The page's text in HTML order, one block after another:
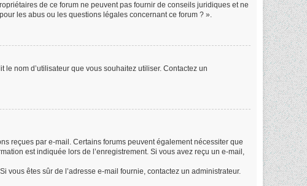
de ce forum ne peuvent pas fournir de conseils juridiques et ne
les abus ou les questions légales concernant ce forum ? ».
le nom d’utilisateur que vous souhaitez utiliser. Contactez un
reçues par e-mail. Certains forums peuvent également nécessiter que
est indiquée lors de l’enregistrement. Si vous avez reçu un e-mail,
vous êtes sûr de l’adresse e-mail fournie, contactez un administrateur.